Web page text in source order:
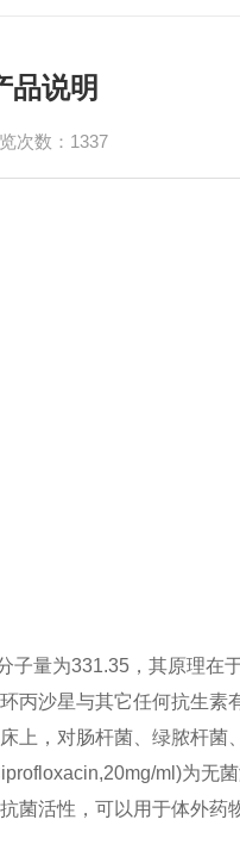
品说明
次数：1337
量为331.35，其原理在
丙沙星与其它任何抗生素
上，对肠杆菌、绿脓杆菌
ml)为无
菌活性，可以用于体外药